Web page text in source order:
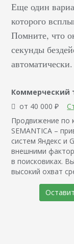
Еще один
которого
Помните, что
секунды
автоматически.
Коммерческий
от 40 000 ₽
Продвижение по
SEMANTICA –
систем Яндекс и
внешними
в поисковиках.
высокий охват